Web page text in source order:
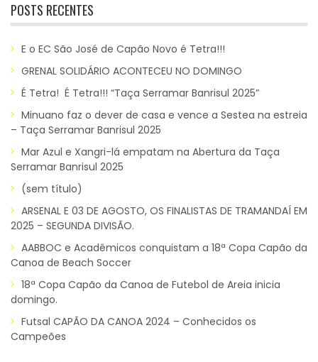
POSTS RECENTES
E o EC São José de Capão Novo é Tetra!!!
GRENAL SOLIDÁRIO ACONTECEU NO DOMINGO
É Tetra! É Tetra!!! “Taça Serramar Banrisul 2025”
Minuano faz o dever de casa e vence a Sestea na estreia
– Taça Serramar Banrisul 2025
Mar Azul e Xangri-lá empatam na Abertura da Taça
Serramar Banrisul 2025
(sem título)
ARSENAL E 03 DE AGOSTO, OS FINALISTAS DE TRAMANDAÍ EM
2025 – SEGUNDA DIVISÃO.
AABBOC e Acadêmicos conquistam a 18ª Copa Capão da
Canoa de Beach Soccer
18ª Copa Capão da Canoa de Futebol de Areia inicia
domingo.
Futsal CAPÃO DA CANOA 2024 – Conhecidos os
Campeões